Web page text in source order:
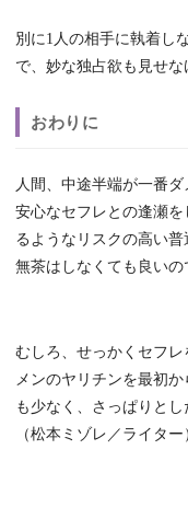
別に1人の相手に執着し
で、妙な独占欲も見せな
おわりに
人間、中途半端が一番
安心なセフレとの逢瀬を
るようなリスクの高い
無茶はしなくても良いの
むしろ、せっかくセフ
メンのヤリチンを最初
も少なく、さっぱりと
（松本ミゾレ／ライター